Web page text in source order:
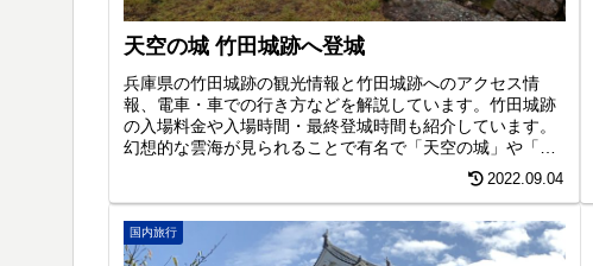
天空の城 竹田城跡へ登城
兵庫県の竹田城跡の観光情報と竹田城跡へのアクセス情
報、電車・車での行き方などを解説しています。竹田城跡
の入場料金や入場時間・最終登城時間も紹介しています。
幻想的な雲海が見られることで有名で「天空の城」や「日
本のマチュピチュ」と称され人気観光スポットとなってい
2022.09.04
国内旅行